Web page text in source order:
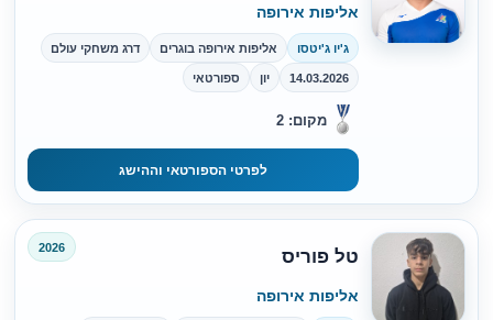
אליפות אירופה
ג'יו ג'יטסו אליפות אירופה בוגרים דרג משחקי עולם
14.03.2026 יון ספורטאי
מקום: 2
לפרטי הספורטאי וההישג
טל פוריס 2026
אליפות אירופה